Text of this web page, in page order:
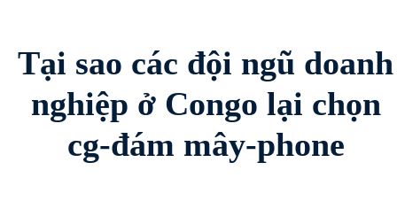
Tại sao các đội ngũ doanh
nghiệp ở Congo lại chọn
cg-đám mây-phone